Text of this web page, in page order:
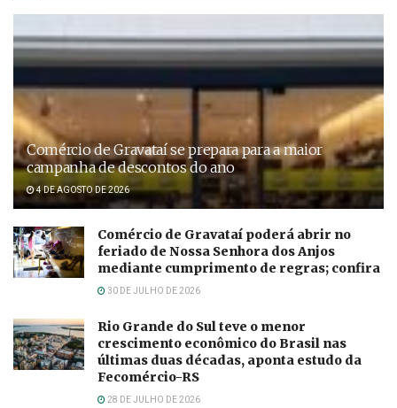
Comércio de Gravataí se prepara para a maior
campanha de descontos do ano
4 DE AGOSTO DE 2026
Comércio de Gravataí poderá abrir no
feriado de Nossa Senhora dos Anjos
mediante cumprimento de regras; confira
30 DE JULHO DE 2026
Rio Grande do Sul teve o menor
crescimento econômico do Brasil nas
últimas duas décadas, aponta estudo da
Fecomércio-RS
28 DE JULHO DE 2026